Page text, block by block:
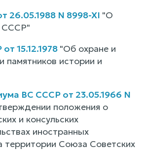
26.05.1988 N 8998-XI "О
СССР"
15.12.1978 "Об охране и
памятников истории и
ВС СССР от 23.05.1966 N
положения о
и консульских
иностранных
территории Союза Советских